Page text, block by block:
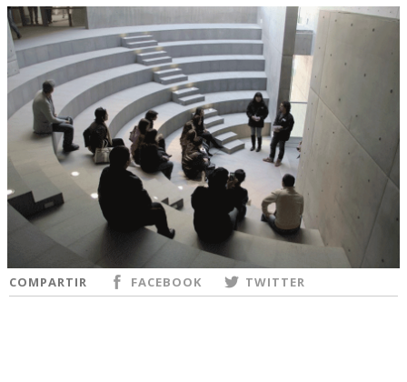
COMPARTIR FACEBOOK TWITTER